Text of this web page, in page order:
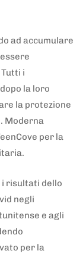
ad accumulare
i
la loro
la protezione
Moderna
per la
i risultati dello
negli
e agli
per la